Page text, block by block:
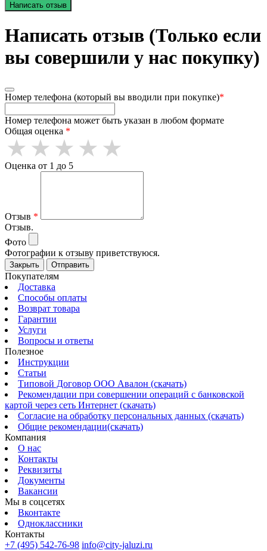
Написать отзыв
Написать отзыв (Только если
вы совершили у нас покупку)
Номер телефона (который вы вводили при покупке)*
Номер телефона может быть указан в любом формате
Общая оценка *
Оценка от 1 до 5
Отзыв *
Отзыв.
Фото
Фотографии к отзыву приветствуюся.
Закрыть Отправить
Покупателям
Доставка
Способы оплаты
Возврат товара
Гарантии
Услуги
Вопросы и ответы
Полезное
Инструкции
Статьи
Типовой Договор ООО Авалон (скачать)
Рекомендации при совершении операций с банковской
картой через сеть Интернет (скачать)
Согласие на обработку персональных данных (скачать)
Общие рекомендации(скачать)
Компания
О нас
Контакты
Реквизиты
Документы
Вакансии
Мы в соцсетях
Вконтакте
Одноклассники
Контакты
+7 (495) 542-76-98 info@city-jaluzi.ru